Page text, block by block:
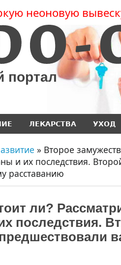
неоновую
портал
ЛЕКАРСТВА УХОД
» Второе
и их последствия.
расставанию
ли?
последствия.